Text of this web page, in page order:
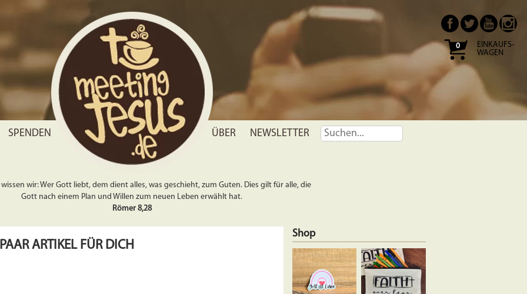
0
EINKAUFS-
WAGEN
SPENDEN ÜBER NEWSLETTER
wir: Wer Gott liebt, dem dient alles, was geschieht, zum Guten. Dies gilt für alle, die
Gott nach einem Plan und Willen zum neuen Leben erwählt hat.
Römer 8,28
ARTIKEL FÜR DICH
Shop